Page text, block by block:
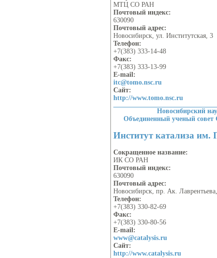
МТЦ СО РАН
Почтовый индекс:
630090
Почтовый адрес:
Новосибирск, ул. Институтская, 3
Телефон:
+7(383) 333-14-48
Факс:
+7(383) 333-13-99
E-mail:
itc@tomo.nsc.ru
Сайт:
http://www.tomo.nsc.ru
Новосибирский
Объединенный ученый
Институт катализа
Сокращенное название:
ИК СО РАН
Почтовый индекс:
630090
Почтовый адрес:
Новосибирск, пр. Ак.
Телефон:
+7(383) 330-82-69
Факс:
+7(383) 330-80-56
E-mail:
www@catalysis.ru
Сайт:
http://www.catalysis.ru